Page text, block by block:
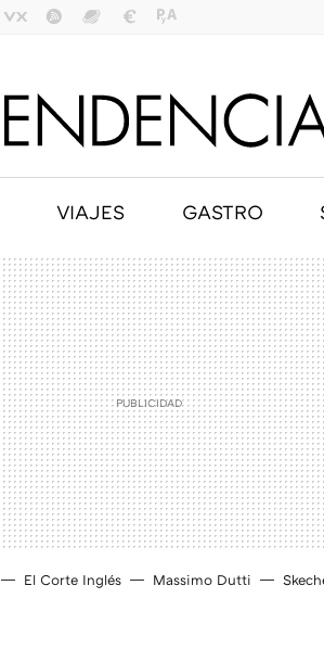
VIAJES GASTRO
El Corte Inglés Massimo Dutti